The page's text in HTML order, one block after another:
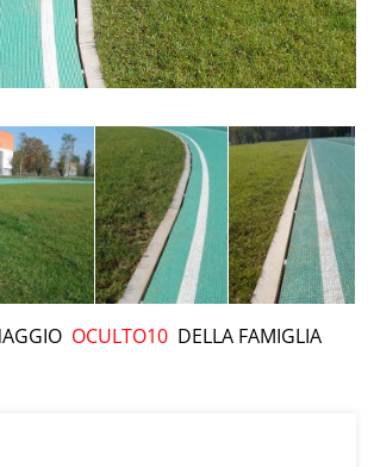
OCULTO10 DELLA FAMIGLIA